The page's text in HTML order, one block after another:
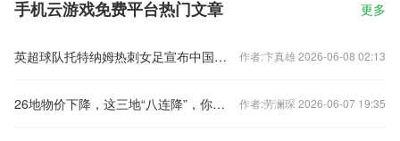
手机云游戏免费平台热门文章 更多
英超球队托特纳姆热刺女足宣布中国球员王霜加盟 作者:卞真雄 2026-06-08 02:13
26地物价下降，这三地“八连降”，你家呢？ 作者:劳澜琛 2026-06-07 19:35